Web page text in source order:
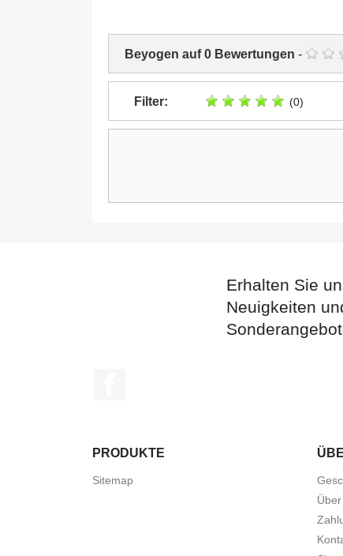
Beyogen auf0 Bewertungen -
Filter: (0)
Erhalten Sie
Neuigkeiten
PRODUKTE
Sitemap